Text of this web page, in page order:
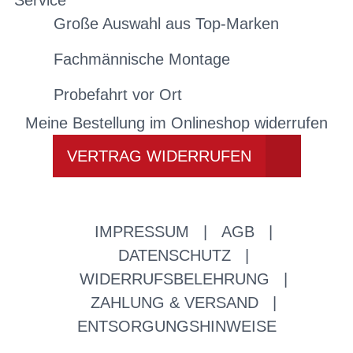
Große Auswahl aus Top-Marken
Fachmännische Montage
Probefahrt vor Ort
Meine Bestellung im Onlineshop widerrufen
VERTRAG WIDERRUFEN
IMPRESSUM AGB
DATENSCHUTZ
WIDERRUFSBELEHRUNG
ZAHLUNG & VERSAND
ENTSORGUNGSHINWEISE